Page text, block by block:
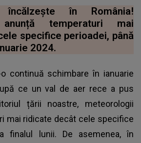
în România!
anunță temperaturi mai
specifice perioadei, până
2024.
continuă schimbare în ianuarie
ce un val de aer rece a pus
țării noastre, meteorologii
mai ridicate decât cele specifice
finalul lunii. De asemenea, în